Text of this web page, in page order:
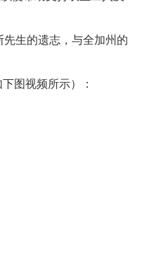
生的遗志，与全加州的
图视频所示）：